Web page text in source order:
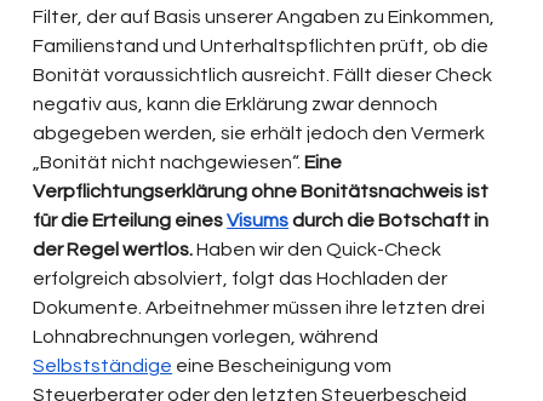
Filter, der auf Basis unserer Angaben zu Einkommen,
Familienstand und Unterhaltspflichten prüft, ob die
Bonität voraussichtlich ausreicht. Fällt dieser Check
negativ aus, kann die Erklärung zwar dennoch
abgegeben werden, sie erhält jedoch den Vermerk
„Bonität nicht nachgewiesen“. Eine
Verpflichtungserklärung ohne Bonitätsnachweis ist
für die Erteilung eines Visums durch die Botschaft in
der Regel wertlos. Haben wir den Quick-Check
erfolgreich absolviert, folgt das Hochladen der
Dokumente. Arbeitnehmer müssen ihre letzten drei
Lohnabrechnungen vorlegen, während
Selbstständige eine Bescheinigung vom
Steuerberater oder den letzten Steuerbescheid